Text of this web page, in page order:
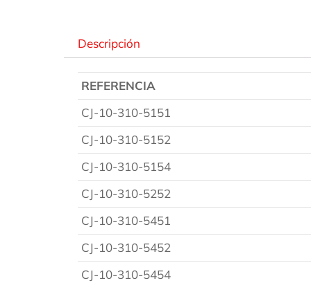
Descripción
REFERENCIA
CJ-10-310-5151
CJ-10-310-5152
CJ-10-310-5154
CJ-10-310-5252
CJ-10-310-5451
CJ-10-310-5452
CJ-10-310-5454